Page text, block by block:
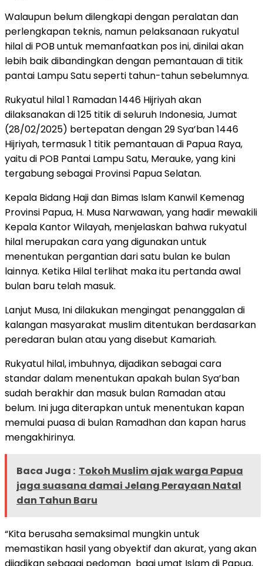
Walaupun belum dilengkapi dengan peralatan dan
perlengkapan teknis, namun pelaksanaan rukyatul
hilal di POB untuk memanfaatkan pos ini, dinilai akan
lebih baik dibandingkan dengan pemantauan di titik
pantai Lampu Satu seperti tahun-tahun sebelumnya.
Rukyatul hilal 1 Ramadan 1446 Hijriyah akan
dilaksanakan di 125 titik di seluruh Indonesia, Jumat
(28/02/2025) bertepatan dengan 29 Sya’ban 1446
Hijriyah, termasuk 1 titik pemantauan di Papua Raya,
yaitu di POB Pantai Lampu Satu, Merauke, yang kini
tergabung sebagai Provinsi Papua Selatan.
Kepala Bidang Haji dan Bimas Islam Kanwil Kemenag
Provinsi Papua, H. Musa Narwawan, yang hadir mewakili
Kepala Kantor Wilayah, menjelaskan bahwa rukyatul
hilal merupakan cara yang digunakan untuk
menentukan pergantian dari satu bulan ke bulan
lainnya. Ketika Hilal terlihat maka itu pertanda awal
bulan baru telah masuk.
Lanjut Musa, Ini dilakukan mengingat penanggalan di
kalangan masyarakat muslim ditentukan berdasarkan
peredaran bulan atau yang disebut Kamariah.
Rukyatul hilal, imbuhnya, dijadikan sebagai cara
standar dalam menentukan apakah bulan Sya’ban
sudah berakhir dan masuk bulan Ramadan atau
belum. Ini juga diterapkan untuk menentukan kapan
memulai puasa di bulan Ramadhan dan kapan harus
mengakhirinya.
Baca Juga : Tokoh Muslim ajak warga Papua
jaga suasana damai Jelang Perayaan Natal
dan Tahun Baru
“Kita berusaha semaksimal mungkin untuk
memastikan hasil yang obyektif dan akurat, yang akan
dijadikan sebagai pedoman bagi umat Islam di Papua,